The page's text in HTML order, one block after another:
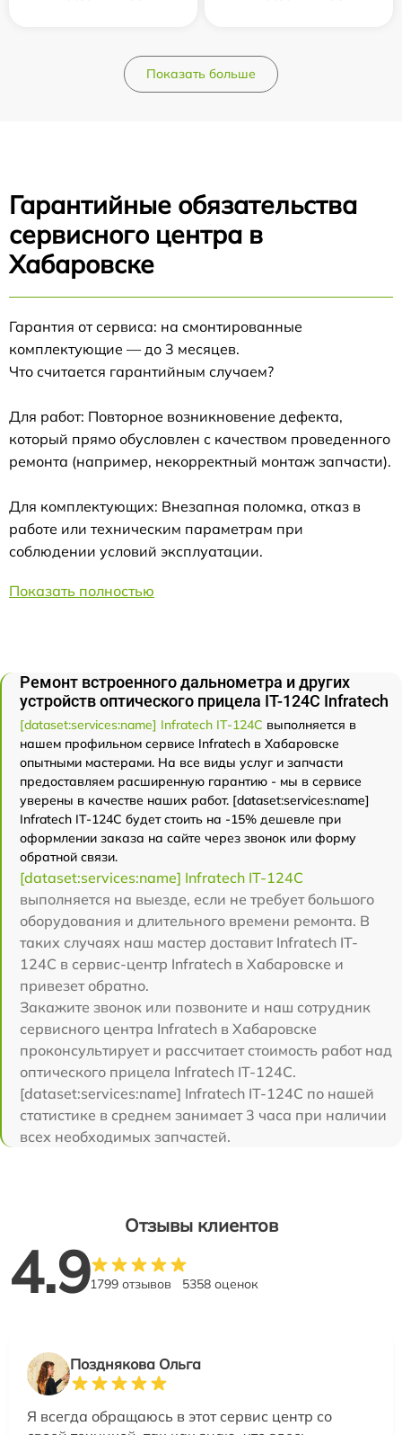
Показать больше
Гарантийные обязательства
сервисного центра в
Хабаровске
Гарантия от сервиса: на смонтированные
комплектующие — до 3 месяцев.
Что считается гарантийным случаем?
Для работ: Повторное возникновение дефекта,
который прямо обусловлен с качеством проведенного
ремонта (например, некорректный монтаж запчасти).
Для комплектующих: Внезапная поломка, отказ в
работе или техническим параметрам при
соблюдении условий эксплуатации.
Показать полностью
Ремонт встроенного дальнометра и других
устройств оптического прицела IT-124C Infratech
[dataset:services:name] Infratech IT-124C выполняется в
нашем профильном сервисе Infratech в Хабаровске
опытными мастерами. На все виды услуг и запчасти
предоставляем расширенную гарантию - мы в сервисе
уверены в качестве наших работ. [dataset:services:name]
Infratech IT-124C будет стоить на -15% дешевле при
оформлении заказа на сайте через звонок или форму
обратной связи.
[dataset:services:name] Infratech IT-124C
выполняется на выезде, если не требует большого
оборудования и длительного времени ремонта. В
таких случаях наш мастер доставит Infratech IT-
124C в сервис-центр Infratech в Хабаровске и
привезет обратно.
Закажите звонок или позвоните и наш сотрудник
сервисного центра Infratech в Хабаровске
проконсультирует и рассчитает стоимость работ над
оптического прицела Infratech IT-124C.
[dataset:services:name] Infratech IT-124C по нашей
статистике в среднем занимает 3 часа при наличии
всех необходимых запчастей.
Отзывы клиентов
4.91799 отзывов 5358 оценок
Позднякова Ольга
Я всегда обращаюсь в этот сервис центр со